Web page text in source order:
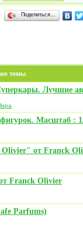
Поделиться…
темы
Лучшие
Масштаб :
от Franck
Franck Olivier
Parfums)